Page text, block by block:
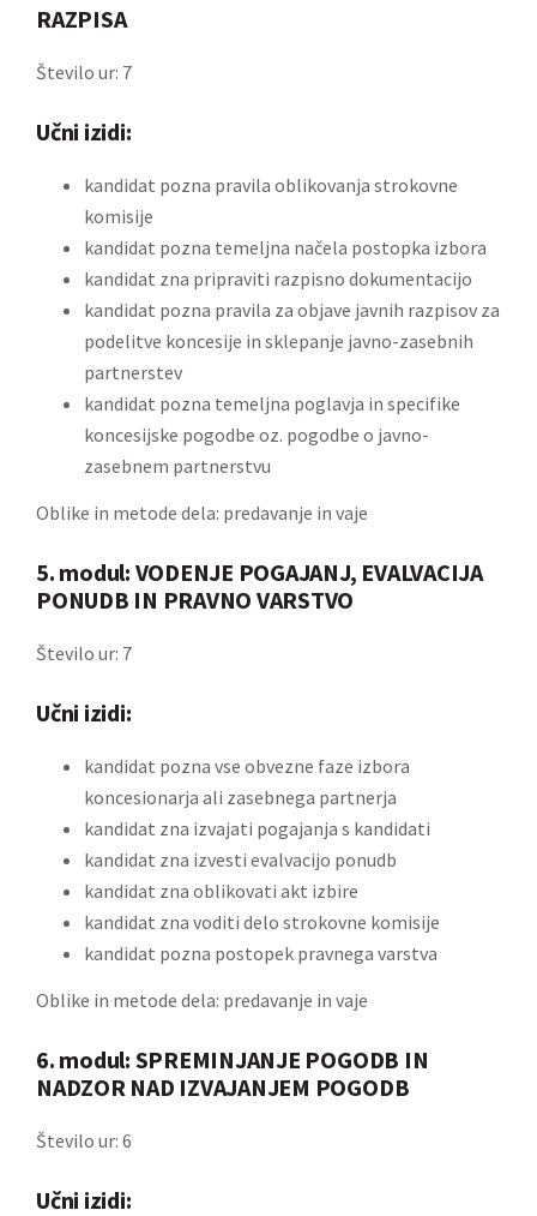
RAZPISA
Število ur: 7
Učni izidi:
kandidat pozna pravila oblikovanja strokovne
komisije
kandidat pozna temeljna načela postopka izbora
kandidat zna pripraviti razpisno dokumentacijo
kandidat pozna pravila za objave javnih razpisov za
podelitve koncesije in sklepanje javno-zasebnih
partnerstev
kandidat pozna temeljna poglavja in specifike
koncesijske pogodbe oz. pogodbe o javno-
zasebnem partnerstvu
Oblike in metode dela: predavanje in vaje
5. modul: VODENJE POGAJANJ, EVALVACIJA
PONUDB IN PRAVNO VARSTVO
Število ur: 7
Učni izidi:
kandidat pozna vse obvezne faze izbora
koncesionarja ali zasebnega partnerja
kandidat zna izvajati pogajanja s kandidati
kandidat zna izvesti evalvacijo ponudb
kandidat zna oblikovati akt izbire
kandidat zna voditi delo strokovne komisije
kandidat pozna postopek pravnega varstva
Oblike in metode dela: predavanje in vaje
6. modul: SPREMINJANJE POGODB IN
NADZOR NAD IZVAJANJEM POGODB
Število ur: 6
Učni izidi: